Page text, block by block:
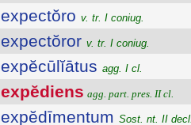
expectŏro v. tr. I coniug.
expectŏror v. tr. I coniug.
expĕcūlĭātus agg. I cl.
expĕdiens agg. part. pres. II cl.
expĕdīmentum Sost. nt. II decl.